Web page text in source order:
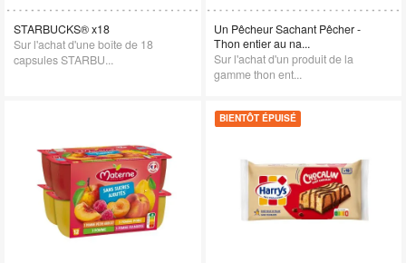
STARBUCKS® x18
Sur l'achat d'une boîte de 18
capsules STARBU...
Un Pêcheur Sachant Pêcher -
Thon entier au na...
Sur l'achat d'un produit de la
gamme thon ent...
BIENTÔT ÉPUISÉ